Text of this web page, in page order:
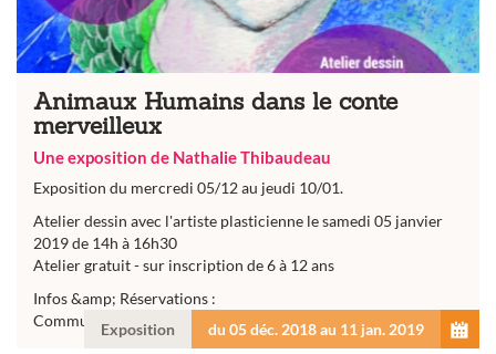
Animaux Humains dans le conte
merveilleux
Une exposition de Nathalie Thibaudeau
Exposition du mercredi 05/12 au jeudi 10/01.
Atelier dessin avec l'artiste plasticienne le samedi 05 janvier
2019 de 14h à 16h30
Atelier gratuit - sur inscription de 6 à 12 ans
Infos &amp; Réservations :
Communautés de Communes Centre Tarn
Exposition du 05 déc. 2018 au 11 jan. 2019